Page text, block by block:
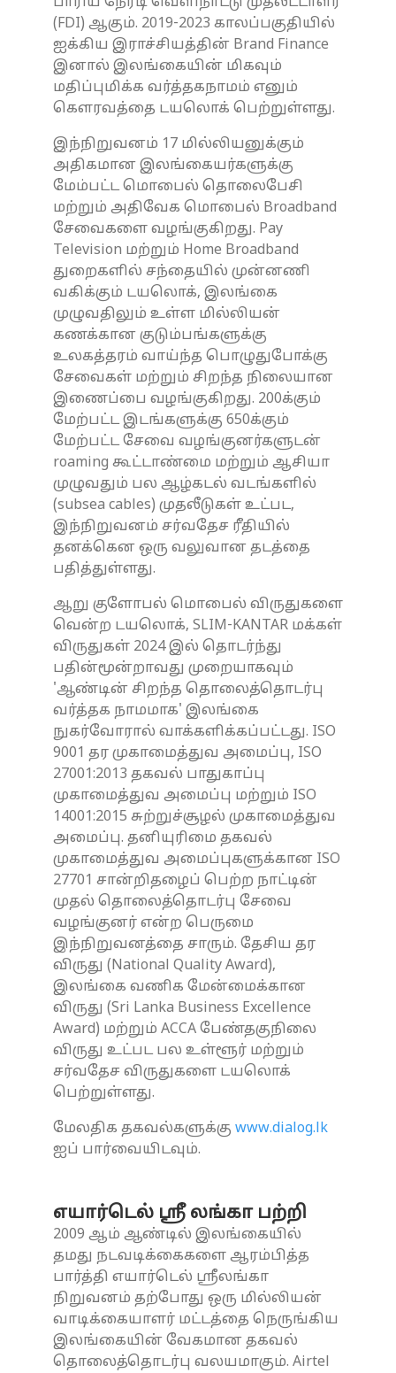
(FDI) ஆகும். 2019-2023 காலப்பகுதியில்
ஐக்கிய இராச்சியத்தின் Brand Finance
இனால் இலங்கையின் மிகவும்
மதிப்புமிக்க வர்த்தகநாமம் எனும்
கௌரவத்தை டயலொக் பெற்றுள்ளது.
இந்நிறுவனம் 17 மில்லியனுக்கும்
அதிகமான இலங்கையர்களுக்கு
மேம்பட்ட மொபைல் தொலைபேசி
மற்றும் அதிவேக மொபைல் Broadband
சேவைகளை வழங்குகிறது. Pay
Television மற்றும் Home Broadband
துறைகளில் சந்தையில் முன்னணி
வகிக்கும் டயலொக், இலங்கை
முழுவதிலும் உள்ள மில்லியன்
கணக்கான குடும்பங்களுக்கு
உலகத்தரம் வாய்ந்த பொழுதுபோக்கு
சேவைகள் மற்றும் சிறந்த நிலையான
இணைப்பை வழங்குகிறது. 200க்கும்
மேற்பட்ட இடங்களுக்கு 650க்கும்
மேற்பட்ட சேவை வழங்குனர்களுடன்
roaming கூட்டாண்மை மற்றும் ஆசியா
முழுவதும் பல ஆழ்கடல் வடங்களில்
(subsea cables) முதலீடுகள் உட்பட,
இந்நிறுவனம் சர்வதேச ரீதியில்
தனக்கென ஒரு வலுவான தடத்தை
பதித்துள்ளது.
ஆறு குளோபல் மொபைல் விருதுகளை
வென்ற டயலொக், SLIM-KANTAR மக்கள்
விருதுகள் 2024 இல் தொடர்ந்து
பதின்மூன்றாவது முறையாகவும்
'ஆண்டின் சிறந்த தொலைத்தொடர்பு
வர்த்தக நாமமாக' இலங்கை
நுகர்வோரால் வாக்களிக்கப்பட்டது. ISO
9001 தர முகாமைத்துவ அமைப்பு, ISO
27001:2013 தகவல் பாதுகாப்பு
முகாமைத்துவ அமைப்பு மற்றும் ISO
14001:2015 சுற்றுச்சூழல் முகாமைத்துவ
அமைப்பு. தனியுரிமை தகவல்
முகாமைத்துவ அமைப்புகளுக்கான ISO
27701 சான்றிதழைப் பெற்ற நாட்டின்
முதல் தொலைத்தொடர்பு சேவை
வழங்குனர் என்ற பெருமை
இந்நிறுவனத்தை சாரும். தேசிய தர
விருது (National Quality Award),
இலங்கை வணிக மேன்மைக்கான
விருது (Sri Lanka Business Excellence
Award) மற்றும் ACCA பேண்தகுநிலை
விருது உட்பட பல உள்ளூர் மற்றும்
சர்வதேச விருதுகளை டயலொக்
பெற்றுள்ளது.
மேலதிக தகவல்களுக்கு www.dialog.lk
ஐப் பார்வையிடவும்.
எயார்டெல் ஸ்ரீ லங்கா பற்றி
2009 ஆம் ஆண்டில் இலங்கையில்
தமது நடவடிக்கைகளை ஆரம்பித்த
பார்த்தி எயார்டெல் ஸ்ரீலங்கா
நிறுவனம் தற்போது ஒரு மில்லியன்
வாடிக்கையாளர் மட்டத்தை நெருங்கிய
இலங்கையின் வேகமான தகவல்
தொலைத்தொடர்பு வலயமாகும். Airtel